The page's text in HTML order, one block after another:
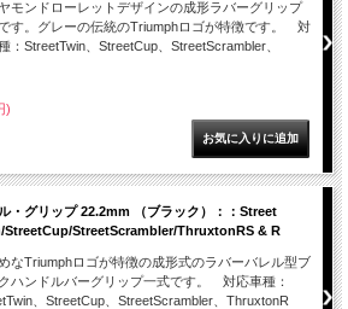
モンドローレットデザインの成形ラバーグリップ
す。グレーの伝統のTriumphロゴが特徴です。 対
：StreetTwin、StreetCup、StreetScrambler、
)
・グリップ 22.2mm （ブラック）：：Street
StreetCup/StreetScrambler/ThruxtonRS & R
なTriumphロゴが特徴の成形式のラバーバレル型ブ
ハンドルバーグリップ一式です。 対応車種：
、StreetCup、StreetScrambler、ThruxtonR